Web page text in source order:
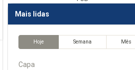
Mais lidas
Hoje Semana Mês
Capa